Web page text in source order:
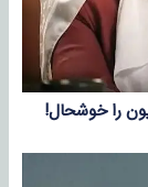
را خوشحال!